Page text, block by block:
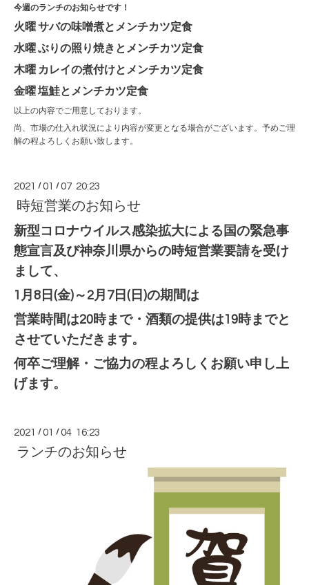
今週のランチのお知らせです！
火曜 サバの味噌煮とメンチカツ定食
水曜 ぶりの照り焼きとメンチカツ定食
木曜 カレイの煮付けとメンチカツ定食
金曜 塩鮭とメンチカツ定食
以上の内容でご用意しております。
尚、市場の仕入れ状況により内容が変更となる場合がございます。予めご理
解の程よろしくお願い致します。
2021 /01 /07 20:23
時短営業のお知らせ
新型コロナウイルス感染拡大による国の緊急事
態宣言及び神奈川県からの時短営業要請を受け
まして、
1月8日(金)～2月7日(日)の期間は
営業時間は20時まで・酒類の提供は19時までと
させていただきます。
何卒ご理解・ご協力の程よろしくお願い申し上
げます。
2021 /01 /04 16:23
ランチのお知らせ